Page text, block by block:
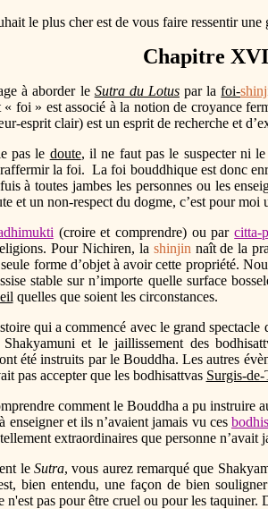
le plus cher est de vous faire ressentir
Chapitre XVI
à aborder le Sutra du Lotuspar lafoi-
foi » est associé à la notion de croyance
esprit clair) est un esprit de recherche et
pas le doute, il ne faut pas le suspecter ni
la foi. La foi bouddhique est donc
à toutes jambes les personnes ou les
et un non-respect du dogme, c’est pour
(croire et comprendre) ou parcitta-
Pour Nichiren, la shinjin naît de la
forme d’objet à avoir cette propriété.
stable sur n’importe quelle surface
quelles que soient les circonstances.
qui a commencé avec le grand spectacle
et le jaillissement des
été instruits par le Bouddha. Les autres
pas accepter que les bodhisattvas Surgis-de-
comment le Bouddha a pu instruire
enseigner et ils n’avaient jamais vu ces
extraordinaires que personne n’avait
leSutra, vous aurez remarqué que
bien entendu, une façon de bien
n'est pas pour être cruel ou pour les